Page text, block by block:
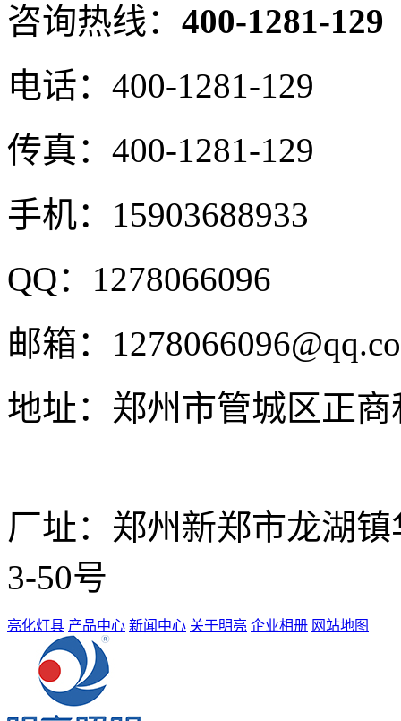
咨询热线： 400-1281-129
电话： 400-1281-129
传真： 400-1281-129
手机： 15903688933
QQ： 1278066096
邮箱：
地址： 郑州市管城区正
厂址： 郑州新郑市龙湖
3-50号
亮化灯具 产品中心 新闻中心 关于明亮 企业相册 网站地图